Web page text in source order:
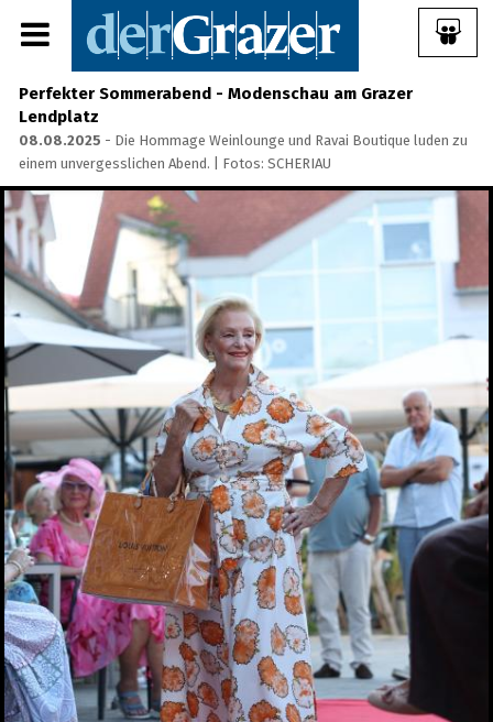
Perfekter Sommerabend - Modenschau am Grazer
Lendplatz
08.08.2025 - Die Hommage Weinlounge und Ravai Boutique luden zu
einem unvergesslichen Abend. | Fotos: SCHERIAU
Share Album:
ANMELDEN
IMPRESSUM
Ein Frühstück für die
Annenstraße - Das vierte
Annenfrühstück
22.07.2026
Seit 50 Jahren steht
Starkoch Johann Lafer in
der Küche
22.07.2026
Spiel, Spaß und Lernen in
der Kinderstadt Bibongo
14.07.2026
Die Grüne Nacht des
steirischen Tourismus